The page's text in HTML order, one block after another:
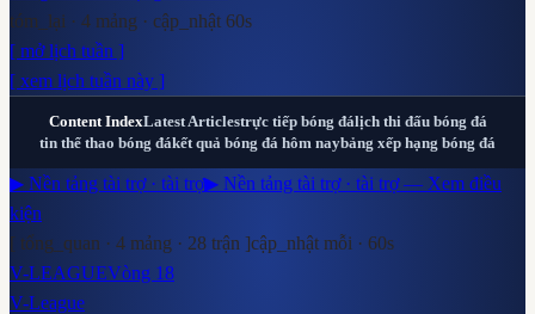
tóm_lại · 4 mảng · cập_nhật 60s
[ mở lịch tuần ]
[ xem lịch tuần này ]
Content IndexLatest Articlestrực tiếp bóng đálịch thi đấu bóng đá
tin thể thao bóng đákết quả bóng đá hôm naybảng xếp hạng bóng đá
▶ Nền tảng tài trợ · tài trợ▶ Nền tảng tài trợ · tài trợ — Xem điều
kiện
[ tổng_quan · 4 mảng · 28 trận ]cập_nhật mỗi · 60s
V-LEAGUEVòng 18
V-League